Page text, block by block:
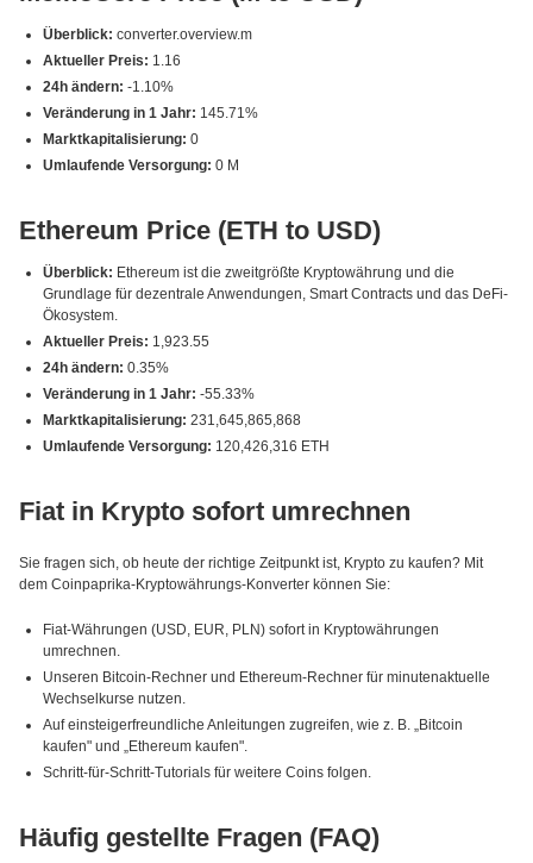
Überblick: converter.overview.m
Aktueller Preis: 1.16
24h ändern: -1.10%
Veränderung in 1 Jahr: 145.71%
Marktkapitalisierung: 0
Umlaufende Versorgung: 0 M
Ethereum Price (ETH to USD)
Überblick: Ethereum ist die zweitgrößte Kryptowährung und die
Grundlage für dezentrale Anwendungen, Smart Contracts und das DeFi-
Ökosystem.
Aktueller Preis: 1,923.55
24h ändern: 0.35%
Veränderung in 1 Jahr: -55.33%
Marktkapitalisierung: 231,645,865,868
Umlaufende Versorgung: 120,426,316 ETH
Fiat in Krypto sofort umrechnen
Sie fragen sich, ob heute der richtige Zeitpunkt ist, Krypto zu kaufen? Mit
dem Coinpaprika-Kryptowährungs-Konverter können Sie:
Fiat-Währungen (USD, EUR, PLN) sofort in Kryptowährungen
umrechnen.
Unseren Bitcoin-Rechner und Ethereum-Rechner für minutenaktuelle
Wechselkurse nutzen.
Auf einsteigerfreundliche Anleitungen zugreifen, wie z. B. „Bitcoin
kaufen" und „Ethereum kaufen".
Schritt-für-Schritt-Tutorials für weitere Coins folgen.
Häufig gestellte Fragen (FAQ)